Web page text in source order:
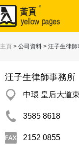
主頁 > 公司資料 > 汪子生律師
汪子生律師事務所
中環 皇后大道
3585 8618
2152 0855